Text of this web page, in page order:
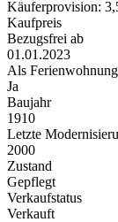
Käuferprovision:
Kaufpreis
Bezugsfrei ab
01.01.2023
Als
Ja
Baujahr
1910
Letzte
2000
Zustand
Gepflegt
Verkaufstatus
Verkauft